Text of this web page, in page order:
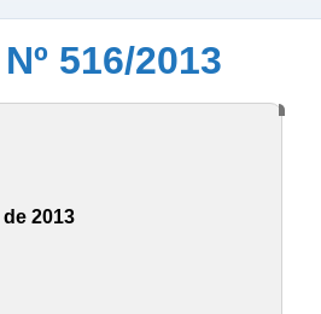
516/2013
2013